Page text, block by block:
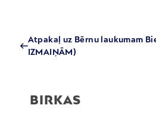
Atpakaļ uz Bērnu laukumam
IZMAIŅĀM)
BIRKAS